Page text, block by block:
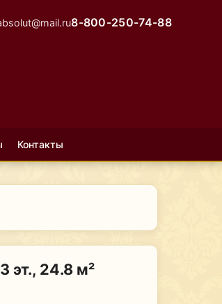
8-800-250-74-88
Контакты
эт., 24.8 м²